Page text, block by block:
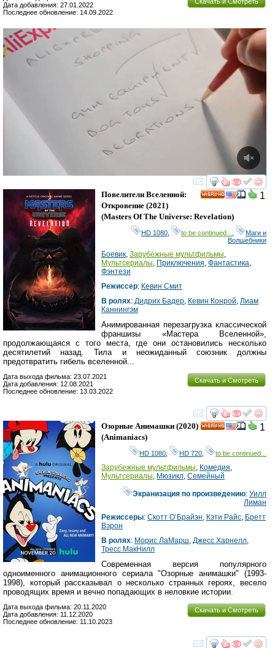
Дата добавления: 27.01.2022
Последнее обновление: 14.09.2022
смотреть
1
Повелители Вселенной:
Откровение (2021)
(Masters Of The Universe: Revelation)
HD 1080, to be continued...,
Маги и
Волшебники
Боевик, Зарубежные мультфильмы,
Мультсериалы, Приключения, Фантастика,
Фэнтези
Режиссер: Кевин Смит
В ролях: Дидрих Бадер, Кевин Конрой, Лиам
Каннингэм
Анимированная перезагрузка классической
франшизы «Мастера Вселенной»,
продолжающаяся с того места, где они остановились несколько
десятилетий назад. Тила и неожиданный союзник должны
предотвратить гибель вселенной...
Скачать и Смотреть
Дата выхода фильма: 23.07.2021
Дата добавления: 12.08.2021
Последнее обновление: 13.03.2022
смотреть
1
Озорные Анимашки (2020)
(Animaniacs)
HD 1080 HD 720 to be continued...
Зарубежные мультфильмы, Комедия,
Мультсериалы, Мюзикл, Семейный
Экранизация по произведению:Уилл
Лиман
Режиссеры: Скотт О’Брайэн, Кэти Райс, Бретт
Вэрон
В ролях: Морис ЛаМарш, Джесс Харнелл,
Тресс МакНилл
Современная версия популярного
одноименного анимационного сериала "Озорные анимашки" (1993-
1998), который рассказывал о несколько странных героях, весело
проводящих время и вечно попадающих в неловкие истории.
Скачать и Смотреть
Дата выхода фильма: 20.11.2020
Дата добавления: 11.12.2020
Последнее обновление: 11.10.2023